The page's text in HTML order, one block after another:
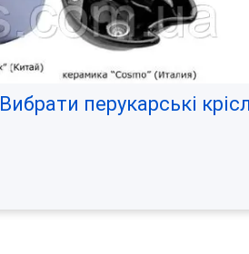
Вибрати перукарські